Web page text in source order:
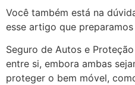
Você também está na
esse artigo que
Seguro de Autos e
entre si, embora ambas
proteger o bem móvel,